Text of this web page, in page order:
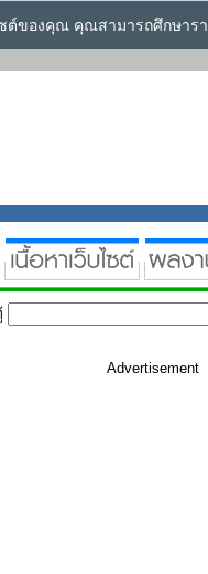
ของคุณ คุณสามารถศึกษารา
Advertisement